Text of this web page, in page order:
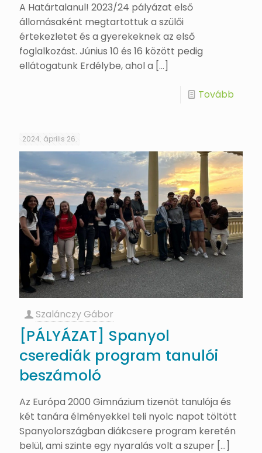
A Határtalanul! 2023/24 pályázat első
állomásaként megtartottuk a szülői
értekezletet és a gyerekeknek az első
foglalkozást. Június 10 és 16 között pedig
ellátogatunk Erdélybe, ahol a […]
Tovább
2024. április 26.
Szalánczy Gábor
[PÁLYÁZAT] Spanyol
cserediák program tanulói
beszámoló
Az Európa 2000 Gimnázium tizenöt tanulója és
két tanára élményekkel teli nyolc napot töltött
Spanyolországban diákcsere program keretén
belül, ami szinte egy nyaralás volt a szuper […]